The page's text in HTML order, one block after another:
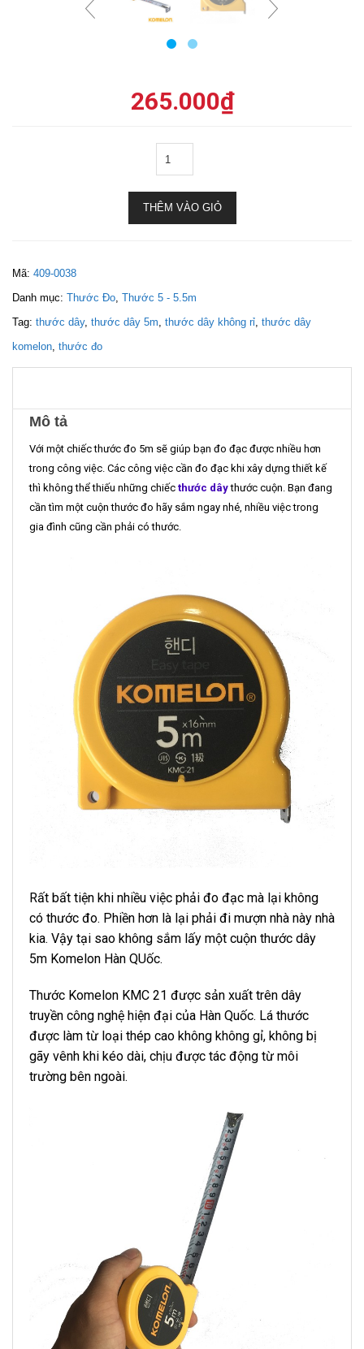
265.000₫
THÊM VÀO GIỎ
Mã: 409-0038
Danh mục: Thước Đo, Thước 5 - 5.5m
Tag: thước dây, thước dây 5m, thước dây không rỉ, thước dây
komelon, thước đo
Mô tả
Với một chiếc thước đo 5m sẽ giúp bạn đo đạc được nhiều hơn
trong công việc. Các công việc cần đo đạc khi xây dựng thiết kế
thì không thể thiếu những chiếc thước dâythước cuộn. Bạn đang
cần tìm một cuộn thước đo hãy sắm ngay nhé, nhiều việc trong
gia đình cũng cần phải có thước.
Rất bất tiện khi nhiều việc phải đo đạc mà lại không
có thước đo. Phiền hơn là lại phải đi mượn nhà này nhà
kia. Vậy tại sao không sắm lấy một cuộn thước dây
5m Komelon Hàn QUốc.
Thước Komelon KMC 21 được sản xuất trên dây
truyền công nghệ hiện đại của Hàn Quốc. Lá thước
được làm từ loại thép cao không không gỉ, không bị
gãy vênh khi kéo dài, chịu được tác động từ môi
trường bên ngoài.